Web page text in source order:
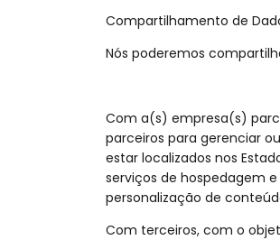
Compartilhamento de
Nós poderemos
Com a(s) empresa(s)
parceiros para gerenciar
estar localizados nos
serviços de hospedagem
personalização de
Com terceiros, com o